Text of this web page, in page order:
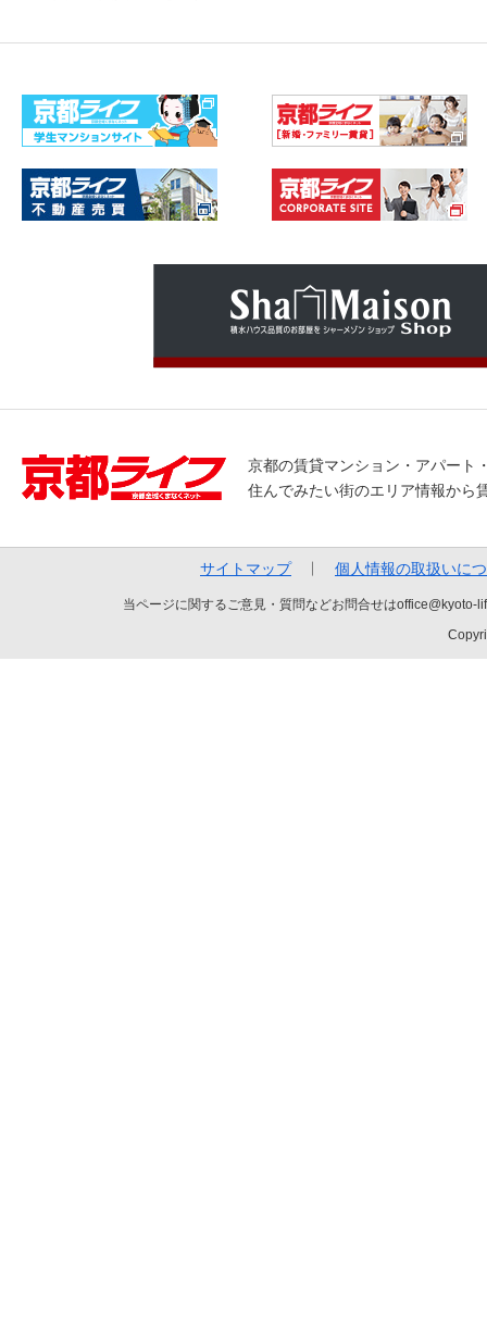
京都の賃貸マンション・アパート
住んでみたい街のエリア情報から
サイトマップ 個人情報の取扱いに
当ページに関するご意見・質問などお問合せは